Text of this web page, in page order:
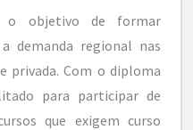
objetivo de formar
demanda regional nas
privada. Com o diploma
para participar de
que exigem curso